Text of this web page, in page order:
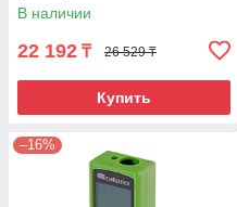
В наличии
22 192 ₸ 26 529 ₸
Купить
–16%